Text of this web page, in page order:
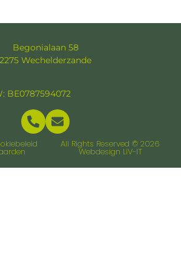
Begonialaan 58
2275 Wechelderzande
BE0787594072
All Rights Reserved © 2026
Webdesign LiV-IT